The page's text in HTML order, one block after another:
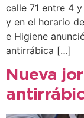
calle 71 entre 4
y en el horario
e Higiene
antirrábica […]
Nueva